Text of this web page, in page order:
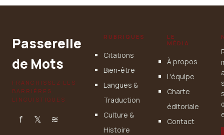
Passerelle
de Mots
FRANCHISSEZ LES
BARRIÈRES
LINGUISTIQUES
f 𝕏 ≋
RUBRIQUES
Citations
Bien-être
Langues &
Traduction
Culture &
Histoire
LE
MÉDIA
À propos
L'équipe
Charte
éditoriale
Contact